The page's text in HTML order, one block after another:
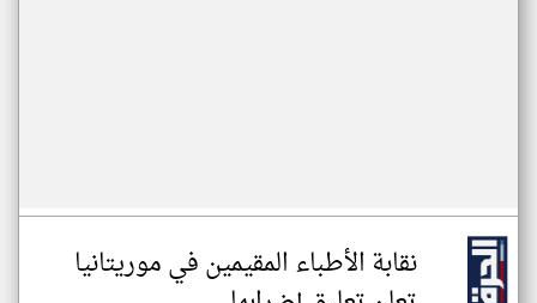
نقابة الأطباء المقيمين في موريتانيا